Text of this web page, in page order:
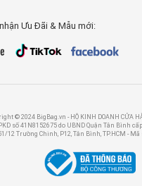
Ưu Đãi & Mẫu mới:
© 2024 BigBag.vn - HỘ KINH DOANH CỬA
số 41N8152675 do UBND Quận Tân Bình
12 Trường Chinh, P12, Tân Bình, TP.HCM - Mã